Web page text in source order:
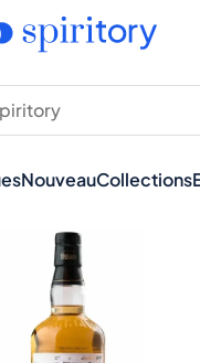
NouveauCollections